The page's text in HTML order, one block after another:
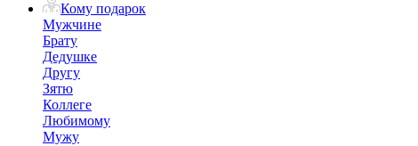
Кому подарок
Мужчине
Брату
Дедушке
Другу
Зятю
Коллеге
Любимому
Мужу